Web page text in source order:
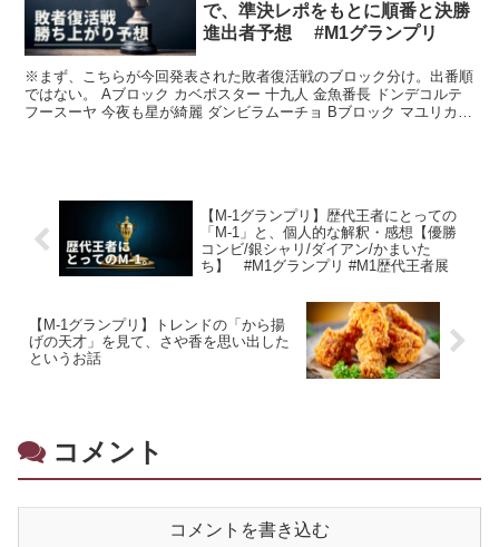
で、準決レポをもとに順番と決勝
進出者予想 #M1グランプリ
※まず、こちらが今回発表された敗者復活戦のブロック分け。出番順
ではない。 Aブロック カベポスター 十九人 金魚番長 ドンデコルテ
フースーヤ 今夜も星が綺麗 ダンビラムーチョ Bブロック マユリカ
【M-1グランプリ】歴代王者にとっての
「M-1」と、個人的な解釈・感想【優勝
コンビ/銀シャリ/ダイアン/かまいた
ち】 #M1グランプリ #M1歴代王者展
【M-1グランプリ】トレンドの「から揚
げの天才」を見て、さや香を思い出した
というお話
コメント
コメントを書き込む